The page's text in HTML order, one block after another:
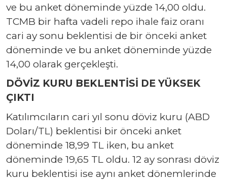
ve bu anket döneminde yüzde 14,00 oldu.
TCMB bir hafta vadeli repo ihale faiz oranı
cari ay sonu beklentisi de bir önceki anket
döneminde ve bu anket döneminde yüzde
14,00 olarak gerçekleşti.
DÖVİZ KURU BEKLENTİSİ DE YÜKSEK
ÇIKTI
Katılımcıların cari yıl sonu döviz kuru (ABD
Doları/TL) beklentisi bir önceki anket
döneminde 18,99 TL iken, bu anket
döneminde 19,65 TL oldu. 12 ay sonrası döviz
kuru beklentisi ise aynı anket dönemlerinde